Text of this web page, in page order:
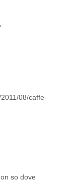
08/caffe-
so dove